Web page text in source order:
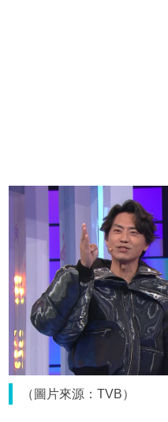
（圖片來源：TVB）